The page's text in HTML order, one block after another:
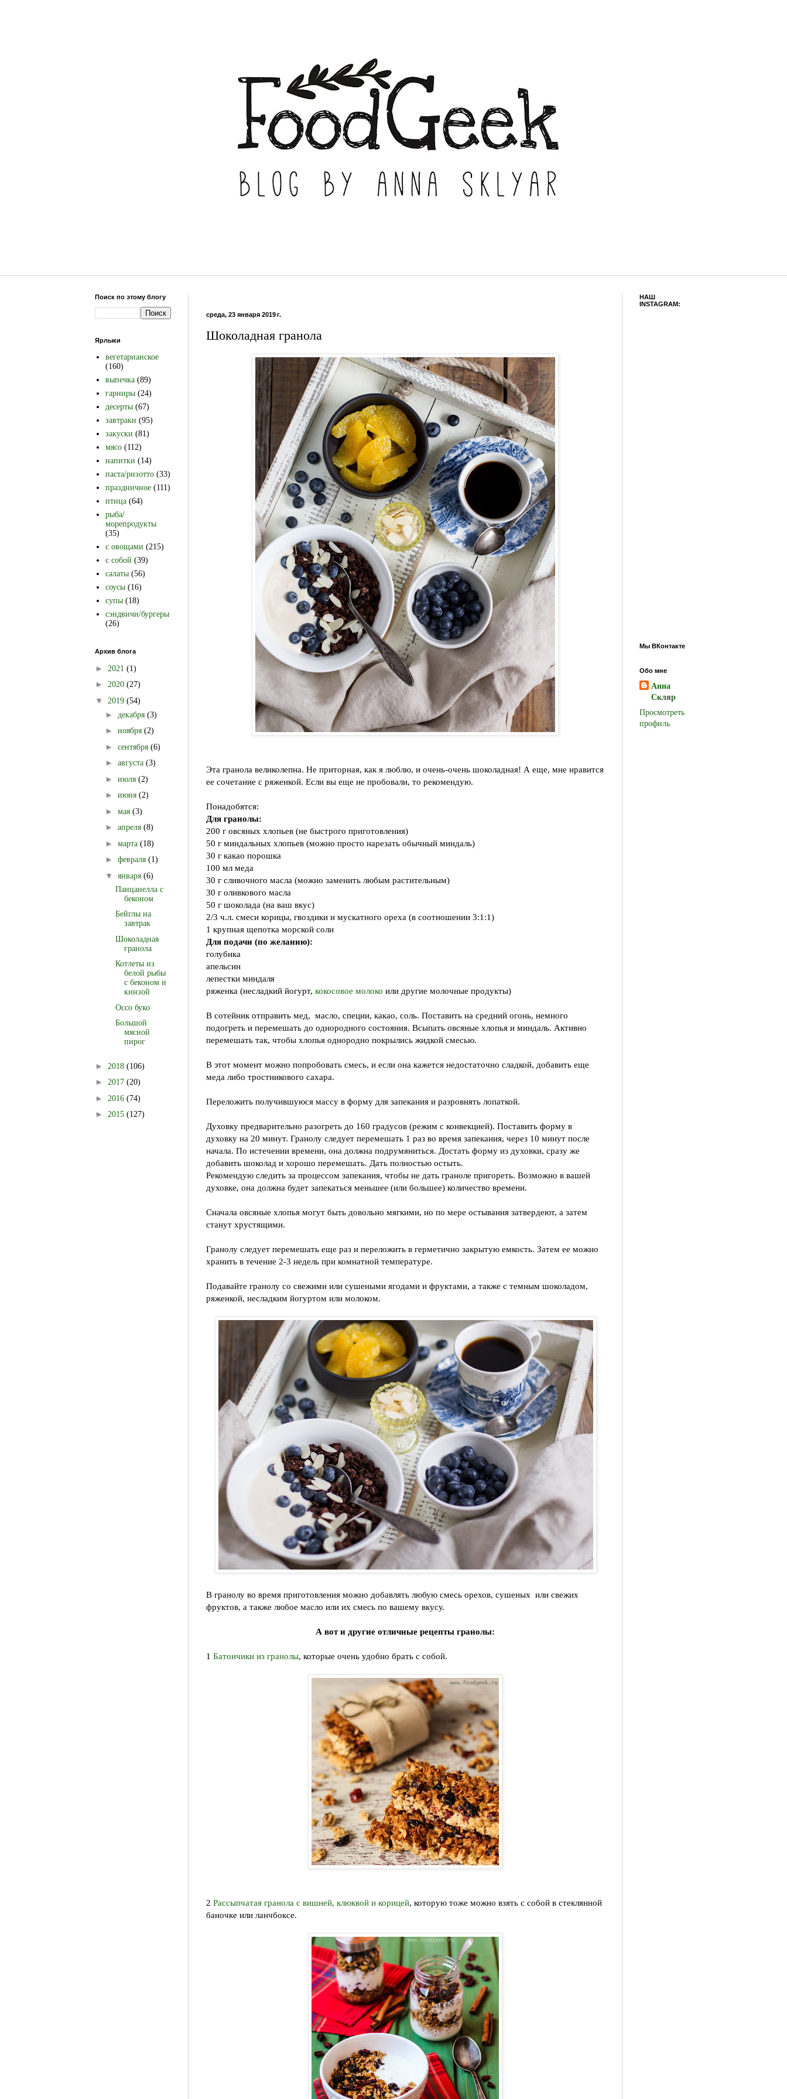
среда, 23 января 2019 г.
Шоколадная гранола
Эта гранола великолепна. Не приторная, как я люблю, и очень-очень шоколадная! А еще, мне нравится
ее сочетание с ряженкой. Если вы еще не пробовали, то рекомендую.
Понадобятся:
Для гранолы:
200 г овсяных хлопьев (не быстрого приготовления)
50 г миндальных хлопьев (можно просто нарезать обычный миндаль)
30 г какао порошка
100 мл меда
30 г сливочного масла (можно заменить любым растительным)
30 г оливкового масла
50 г шоколада (на ваш вкус)
2/3 ч.л. смеси корицы, гвоздики и мускатного ореха (в соотношении 3:1:1)
1 крупная щепотка морской соли
Для подачи (по желанию):
голубика
апельсин
лепестки миндаля
ряженка (несладкий йогурт, кокосовое молоко или другие молочные продукты)
В сотейник отправить мед, масло, специи, какао, соль. Поставить на средний огонь, немного
подогреть и перемешать до однородного состояния. Всыпать овсяные хлопья и миндаль. Активно
перемешать так, чтобы хлопья однородно покрылись жидкой смесью.
В этот момент можно попробовать смесь, и если она кажется недостаточно сладкой, добавить еще
меда либо тростникового сахара.
Переложить получившуюся массу в форму для запекания и разровнять лопаткой.
Духовку предварительно разогреть до 160 градусов (режим с конвекцией). Поставить форму в
духовку на 20 минут. Гранолу следует перемешать 1 раз во время запекания, через 10 минут после
начала. По истечении времени, она должна подрумяниться. Достать форму из духовки, сразу же
добавить шоколад и хорошо перемешать. Дать полностью остыть.
Рекомендую следить за процессом запекания, чтобы не дать граноле пригореть. Возможно в вашей
духовке, она должна будет запекаться меньшее (или большее) количество времени.
Сначала овсяные хлопья могут быть довольно мягкими, но по мере остывания затвердеют, а затем
станут хрустящими.
Гранолу следует перемешать еще раз и переложить в герметично закрытую емкость. Затем ее можно
хранить в течение 2-3 недель при комнатной температуре.
Подавайте гранолу со свежими или сушеными ягодами и фруктами, а также с темным шоколадом,
ряженкой, несладким йогуртом или молоком.
В гранолу во время приготовления можно добавлять любую смесь орехов, сушеных или свежих
фруктов, а также любое масло или их смесь по вашему вкусу.
А вот и другие отличные рецепты гранолы:
1 Батончики из гранолы, которые очень удобно брать с собой.
2 Рассыпчатая гранола с вишней, клюквой и корицей, которую тоже можно взять с собой в стеклянной
баночке или ланчбоксе.
Поиск по этому блогу
Ярлыки
вегетарианское
(160)
выпечка (89)
гарниры (24)
десерты (67)
завтраки (95)
закуски (81)
мясо (112)
напитки (14)
паста/ризотто (33)
праздничное (111)
птица (64)
рыба/
морепродукты
(35)
с овощами (215)
с собой (39)
салаты (56)
соусы (16)
супы (18)
сэндвичи/бургеры
(26)
Архив блога
► 2021 (1)
► 2020 (27)
▼ 2019 (54)
► декабря (3)
► ноября (2)
► сентября (6)
► августа (3)
► июля (2)
► июня (2)
► мая (3)
► апреля (8)
► марта (18)
► февраля (1)
▼ января (6)
Панцанелла с
беконом
Бейглы на
завтрак
Шоколадная
гранола
Котлеты из
белой рыбы
с беконом и
кинзой
Оссо буко
Большой
мясной
пирог
► 2018 (106)
► 2017 (20)
► 2016 (74)
► 2015 (127)
НАШ
INSTAGRAM:
Мы ВКонтакте
Обо мне
Анна
Скляр
Просмотреть
профиль